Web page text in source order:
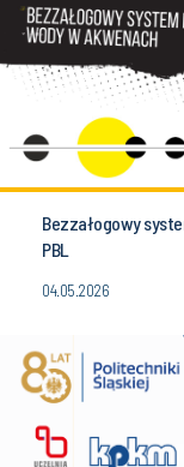
Bezzałogowy
PBL
04.05.2026